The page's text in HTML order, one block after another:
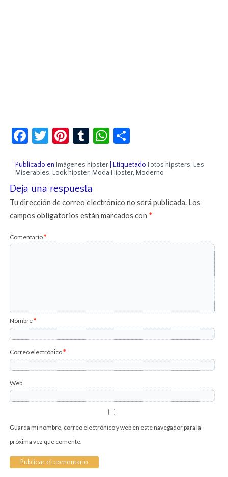
Facebook
Twitter
Pinterest
TumblrWhatsApp
Publicado en Imágenes hipster Etiquetado Fotos hipsters, Les
Miserables, Look hipster, Moda Hipster, Moderno
Deja una respuesta
Tu dirección de correo electrónico no será publicada. Los
campos obligatorios están marcados con*
Comentario*
Nombre*
Correo electrónico*
Web
Guarda mi nombre, correo electrónico y web en este navegador para la
próxima vez que comente.